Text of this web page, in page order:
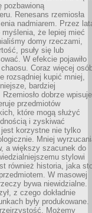
pozbawioną
Renesans rzemiosła
nadmiarem. Przez
że lepiej mieć
domy rzeczami,
psuły się lub
W efekcie pojawiło
Coraz więcej
rozsądniej kupić mniej,
bardziej
dobrze wpisuje
przedmiotów
które mogą służyć
i zyskiwać
korzystne nie tylko
Mniej
a większy szacunek do
stylowi
również historia, jaka
W masowej
bywa niewidzialne.
z czego dokładnie
były produkowane.
Możemy